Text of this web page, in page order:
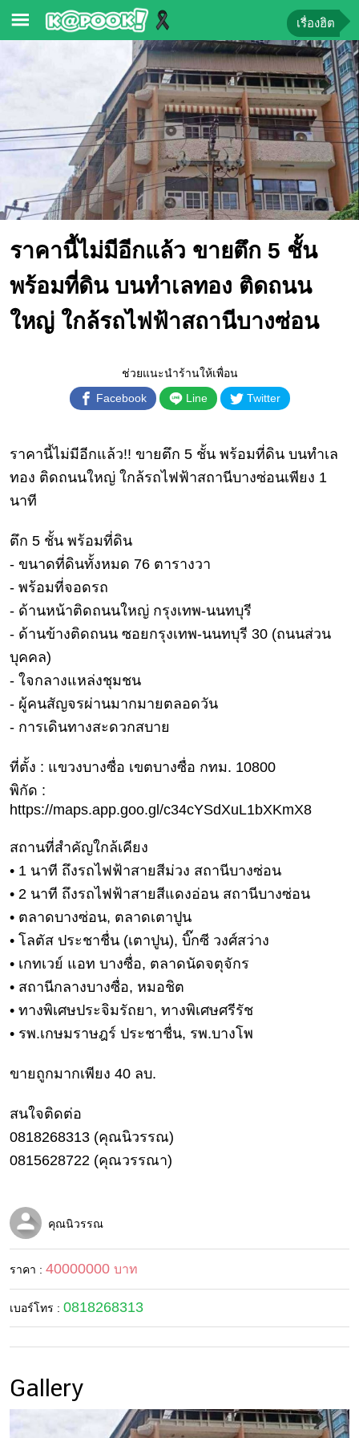
ข่าว
บันเทิง
หวย
ผล
บอล
สด
บันเทิง
หนัง
Music
Station
ละคร
บันเทิง
เกาหลี
ไลฟ์
ไตล์
ดูด
หญิง
ท่อง
สูตร
อาหาร
ง่ายๆ
ช้อป
ปิ้ง
รถยนต์
บ้าน
และ
การ
ตกแต่ง
ราคา
ทอง
น้ำมัน
ตี้
เรื่องฮิต
ราคานี้ไม่มีอีกแล้ว ขายตึก 5 ชั้น
พร้อมที่ดิน บนทำเลทอง ติดถนน
ใหญ่ ใกล้รถไฟฟ้าสถานีบางซ่อน
ช่วยแนะนำร้านให้เพื่อน
Facebook
Line Twitter
ราคานี้ไม่มีอีกแล้ว!! ขายตึก 5 ชั้น พร้อมที่ดิน บนทำเล
ทอง ติดถนนใหญ่ ใกล้รถไฟฟ้าสถานีบางซ่อนเพียง 1
นาที
ตึก 5 ชั้น พร้อมที่ดิน
- ขนาดที่ดินทั้งหมด 76 ตารางวา
- พร้อมที่จอดรถ
- ด้านหน้าติดถนนใหญ่ กรุงเทพ-นนทบุรี
- ด้านข้างติดถนน ซอยกรุงเทพ-นนทบุรี 30 (ถนนส่วน
บุคคล)
- ใจกลางแหล่งชุมชน
- ผู้คนสัญจรผ่านมากมายตลอดวัน
- การเดินทางสะดวกสบาย
ที่ตั้ง : แขวงบางซื่อ เขตบางซื่อ กทม. 10800
พิกัด :
https://maps.app.goo.gl/c34cYSdXuL1bXKmX8
สถานที่สำคัญใกล้เคียง
• 1 นาที ถึงรถไฟฟ้าสายสีม่วง สถานีบางซ่อน
• 2 นาที ถึงรถไฟฟ้าสายสีแดงอ่อน สถานีบางซ่อน
• ตลาดบางซ่อน, ตลาดเตาปูน
• โลตัส ประชาชื่น (เตาปูน), บิ๊กซี วงศ์สว่าง
• เกทเวย์ แอท บางซื่อ, ตลาดนัดจตุจักร
• สถานีกลางบางซื่อ, หมอชิต
• ทางพิเศษประจิมรัถยา, ทางพิเศษศรีรัช
• รพ.เกษมราษฎร์ ประชาชื่น, รพ.บางโพ
ขายถูกมากเพียง 40 ลบ.
สนใจติดต่อ
0818268313 (คุณนิวรรณ)
0815628722 (คุณวรรณา)
คุณนิวรรณ
ราคา : 40000000 บาท
เบอร์โทร : 0818268313
Gallery